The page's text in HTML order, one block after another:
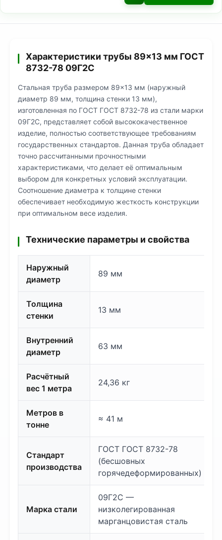
Характеристики трубы 89×13 мм ГОСТ
8732-78 09Г2С
Стальная труба размером 89×13 мм (наружный
диаметр 89 мм, толщина стенки 13 мм),
изготовленная по ГОСТ ГОСТ 8732-78 из стали марки
09Г2С, представляет собой высококачественное
изделие, полностью соответствующее требованиям
государственных стандартов. Данная труба обладает
точно рассчитанными прочностными
характеристиками, что делает её оптимальным
выбором для конкретных условий эксплуатации.
Соотношение диаметра к толщине стенки
обеспечивает необходимую жесткость конструкции
при оптимальном весе изделия.
Технические параметры и свойства
Наружный
диаметр
89 мм
Толщина
стенки
13 мм
Внутренний
диаметр
63 мм
Расчётный
вес 1 метра
24,36 кг
Метров в
тонне
≈ 41 м
Стандарт
производства
ГОСТ ГОСТ 8732-78
(бесшовных
горячедеформированных)
Марка стали
09Г2С —
низколегированная
марганцовистая сталь